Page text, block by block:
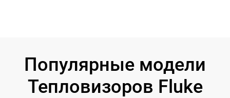
Популярные модели
Тепловизоров Fluke